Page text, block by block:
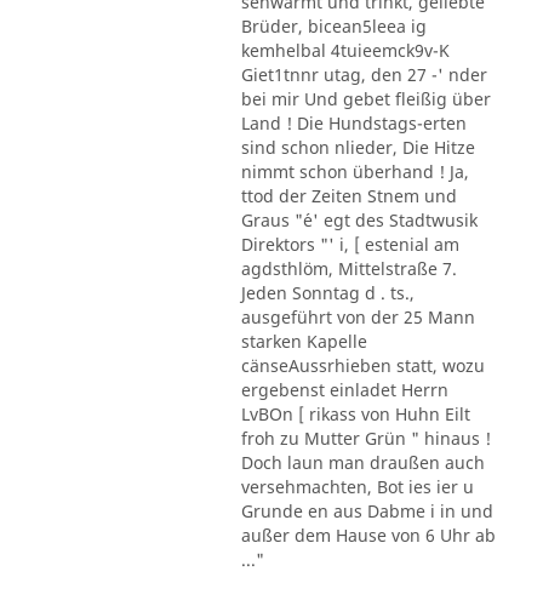
Brüder, bicean5leea ig
kemhelbal 4tuieemck9v-K
Giet1tnnr utag, den 27 -' nder
bei mir Und gebet fleißig über
Land ! Die Hundstags-erten
sind schon nlieder, Die Hitze
nimmt schon überhand ! Ja,
ttod der Zeiten Stnem und
Graus "´e' egt des Stadtwusik
Direktors "' i, [ estenial am
agdsthlöm, Mittelstraße 7.
Jeden Sonntag d . ts.,
ausgeführt von der 25 Mann
starken Kapelle
cänseAussrhieben statt, wozu
ergebenst einladet Herrn
LvBOn [ rikass von Huhn Eilt
froh zu Mutter Grün " hinaus !
Doch laun man draußen auch
versehmachten, Bot ies ier u
Grunde en aus Dabme i in und
außer dem Hause von 6 Uhr ab
..."